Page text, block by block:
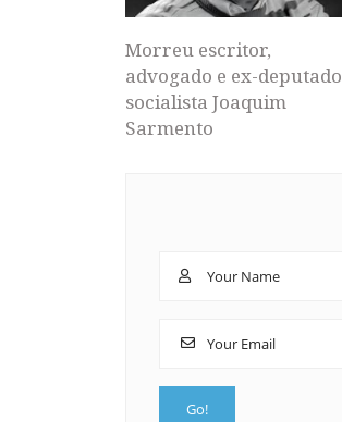
Morreu escritor,
advogado e ex-deputado
socialista Joaquim
Sarmento